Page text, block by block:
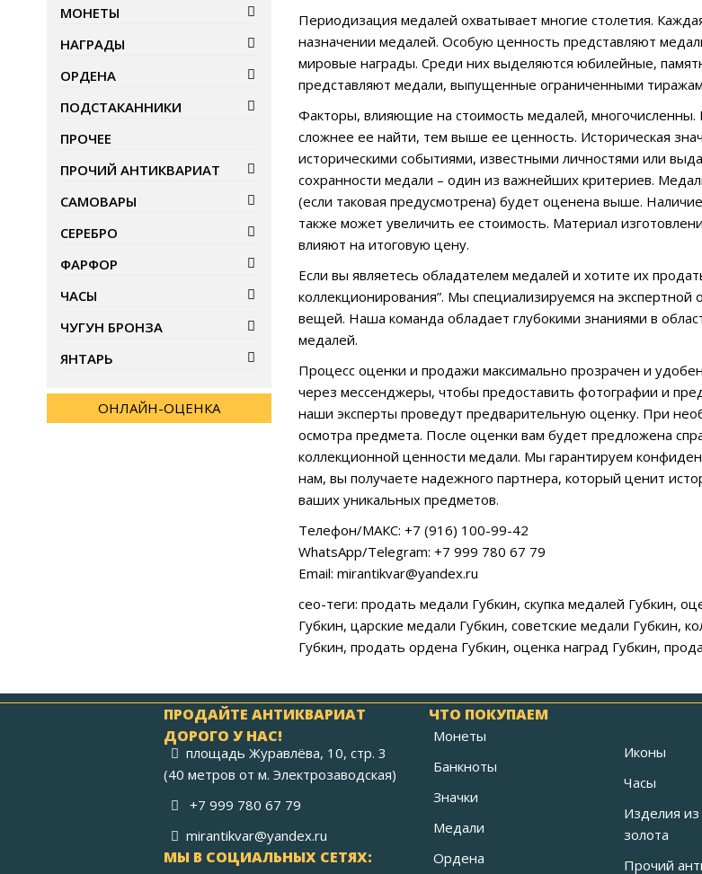
Периодизация медалей охватывает многие столетия.
назначении медалей. Особую ценность представляют
мировые награды. Среди них выделяются юбилейные,
представляют медали, выпущенные ограниченными
Факторы, влияющие на стоимость медалей,
сложнее ее найти, тем выше ее ценность. Историческая
историческими событиями, известными личностями или
сохранности медали – один из важнейших критериев.
(если таковая предусмотрена) будет оценена выше.
также может увеличить ее стоимость. Материал
влияют на итоговую цену.
Если вы являетесь обладателем медалей и хотите их
коллекционирования”. Мы специализируемся на
вещей. Наша команда обладает глубокими знаниями в
медалей.
Процесс оценки и продажи максимально прозрачен и
через мессенджеры, чтобы предоставить фотографии и
наши эксперты проведут предварительную оценку. При
осмотра предмета. После оценки вам будет предложена
коллекционной ценности медали. Мы гарантируем
нам, вы получаете надежного партнера, который ценит
ваших уникальных предметов.
Телефон/МАКС: +7 (916) 100-99-42
WhatsApp/Telegram: +7 999 780 67 79
Email: mirantikvar@yandex.ru
сео-теги: продать медали Губкин, скупка медалей Губкин,
Губкин, царские медали Губкин, советские медали Губкин,
Губкин, продать ордена Губкин, оценка наград Губкин,
МОНЕТЫ
НАГРАДЫ
ОРДЕНА
ПОДСТАКАННИКИ
ПРОЧЕЕ
ПРОЧИЙ АНТИКВАРИАТ
САМОВАРЫ
СЕРЕБРО
ФАРФОР
ЧАСЫ
ЧУГУН БРОНЗА
ЯНТАРЬ
ОНЛАЙН-ОЦЕНКА
ПРОДАЙТЕ АНТИКВАРИАТ
ДОРОГО У НАС!
площадь Журавлёва, 10, стр. 3
(40 метров от м. Электрозаводская)
+7 999 780 67 79
mirantikvar@yandex.ru
МЫ В СОЦИАЛЬНЫХ СЕТЯХ:
ЧТО ПОКУПАЕМ
Монеты
Банкноты
Значки
Медали
Ордена
Иконы
Часы
Изделия
золота
Прочий